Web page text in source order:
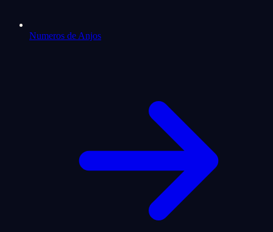
Numeros de Anjos